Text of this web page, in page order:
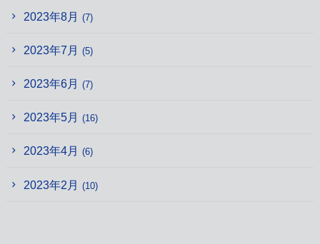
2023年8月 (7)
2023年7月 (5)
2023年6月 (7)
2023年5月 (16)
2023年4月 (6)
2023年2月 (10)